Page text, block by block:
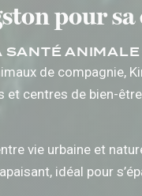
pour
SANTÉ ANIMALE
de compagnie,
centres de bien-
vie urbaine et
idéal pour